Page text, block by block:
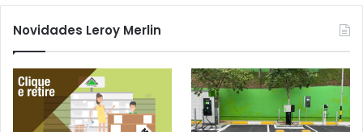
Novidades Leroy Merlin